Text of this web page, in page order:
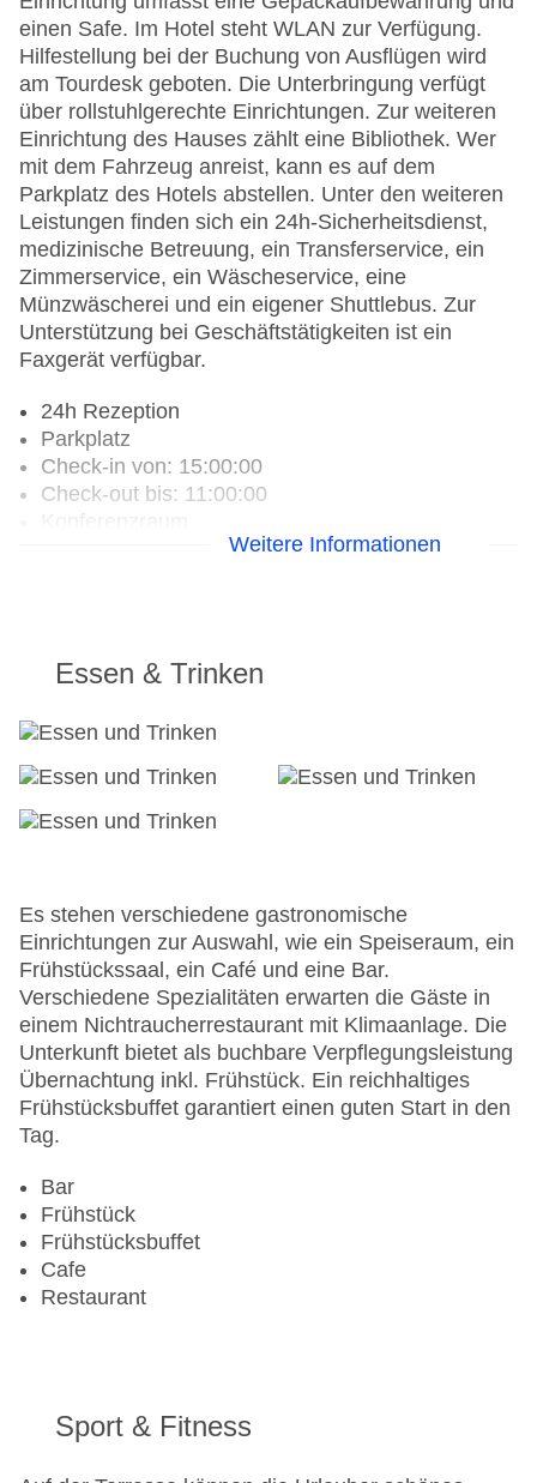
einen Safe. Im Hotel steht WLAN zur Verfügung.
Hilfestellung bei der Buchung von Ausflügen wird
am Tourdesk geboten. Die Unterbringung verfügt
über rollstuhlgerechte Einrichtungen. Zur weiteren
Einrichtung des Hauses zählt eine Bibliothek. Wer
mit dem Fahrzeug anreist, kann es auf dem
Parkplatz des Hotels abstellen. Unter den weiteren
Leistungen finden sich ein 24h-Sicherheitsdienst,
medizinische Betreuung, ein Transferservice, ein
Zimmerservice, ein Wäscheservice, eine
Münzwäscherei und ein eigener Shuttlebus. Zur
Unterstützung bei Geschäftstätigkeiten ist ein
Faxgerät verfügbar.
24h Rezeption
Parkplatz
Check-in von: 15:00:00
Check-out bis: 11:00:00
Konferenzraum
Hoteleröffnung: 2002
Lift
Anzahl der Aufzüge: 1
Zimmerservice
Gesamtanzahl der Stockwerke: 8
Zahlungsarten: American Express, Diners Club,
Weitere Informationen
Essen & Trinken
Es stehen verschiedene gastronomische
Einrichtungen zur Auswahl, wie ein Speiseraum, ein
Frühstückssaal, ein Café und eine Bar.
Verschiedene Spezialitäten erwarten die Gäste in
einem Nichtraucherrestaurant mit Klimaanlage. Die
Unterkunft bietet als buchbare Verpflegungsleistung
Übernachtung inkl. Frühstück. Ein reichhaltiges
Frühstücksbuffet garantiert einen guten Start in den
Tag.
Bar
Frühstück
Frühstücksbuffet
Cafe
Restaurant
Sport & Fitness